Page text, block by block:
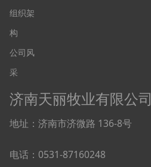
组织架
构
公司风
采
济南天丽牧业有限公司
地址：济南市济微路 136-8号
电话：0531-87160248